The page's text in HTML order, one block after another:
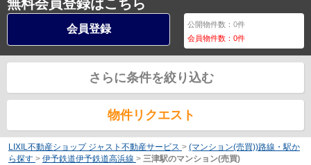
無料会員登録はこちら
会員登録 公開物件数：0件
会員物件数：0件
さらに条件を絞り込む
物件リクエスト
LIXIL不動産ショップ ジャスト不動産サービス > (マンション(売買))路線・駅か
ら探す > 伊予鉄道伊予鉄道高浜線 > 三津駅のマンション(売買)